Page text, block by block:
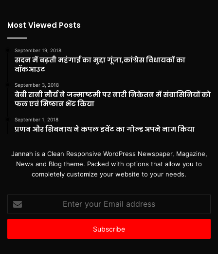
Most Viewed Posts
September 19, 2018
सदन में बढ़ती महंगाई का मुद्दा गूंजा,कांग्रेस विधायकों का
वॉकआउट
September 3, 2018
बेबी रानी मौर्य ने जन्माष्टमी पर नारी निकेतन में संवासिनियों को
फल एवं मिष्ठान भेंट किया
September 1, 2018
प्रणब और शिबनाथ ने कपल इवेंट का गोल्ड अपने नाम किया
Jannah is a Clean Responsive WordPress Newspaper, Magazine,
News and Blog theme. Packed with options that allow you to
completely customize your website to your needs.
your
Email